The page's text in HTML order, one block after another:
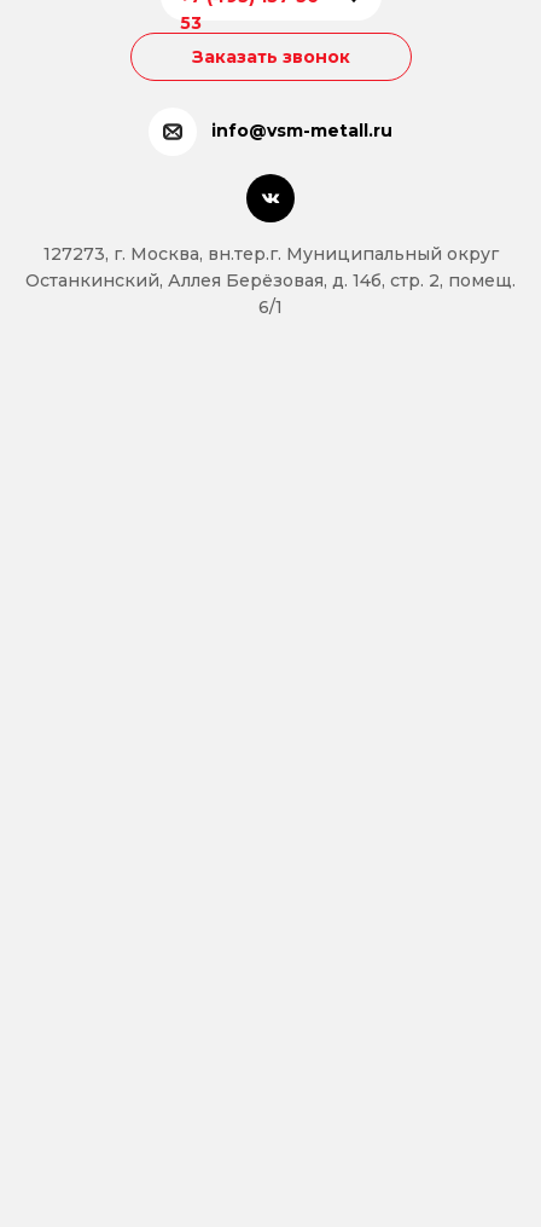
53
Заказать звонок
info@vsm-metall.ru
127273, г. Москва, вн.тер.г. Муниципальный округ
Останкинский, Аллея Берёзовая, д. 14б, стр. 2, помещ.
6/1